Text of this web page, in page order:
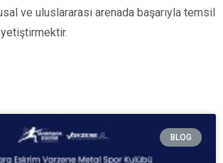
ve uluslararası arenada başarıyla temsil
BLOG